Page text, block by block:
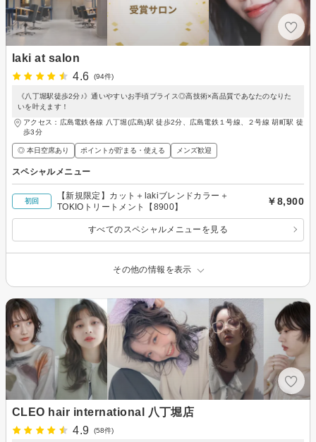
laki at salon
4.6
(94件)
《八丁堀駅徒歩2分♪》通いやすいお手頃プライス◎高技術×高品質であなたのなりた
いを叶えます！
アクセス：広島電鉄各線 八丁堀(広島)駅 徒歩2分、広島電鉄１号線、２号線 胡町駅 徒
歩3分
◎ 本日空席あり ポイントが貯まる・使える メンズ歓迎
スペシャルメニュー
初回
【新規限定】カット＋lakiブレンドカラー＋
TOKIOトリートメント【8900】
￥8,900
すべてのスペシャルメニューを見る
その他の情報を表示
CLEO hair international 八丁堀店
4.9
(58件)